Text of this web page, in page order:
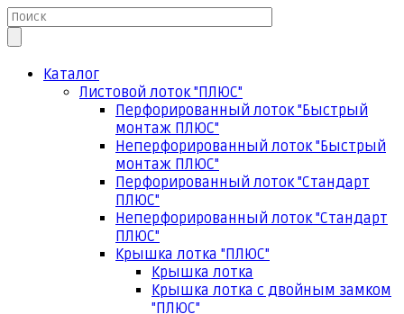
Каталог
Листовой лоток "ПЛЮС"
Перфорированный лоток "Быстрый
монтаж ПЛЮС"
Неперфорированный лоток "Быстрый
монтаж ПЛЮС"
Перфорированный лоток "Стандарт
ПЛЮС"
Неперфорированный лоток "Стандарт
ПЛЮС"
Крышка лотка "ПЛЮС"
Крышка лотка
Крышка лотка с двойным замком
"ПЛЮС"